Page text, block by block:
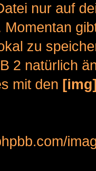
nur auf
zu
2 natürlich
mit den